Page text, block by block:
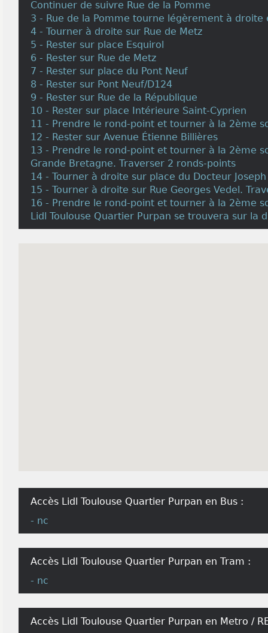
Continuer de suivre Rue de la Pomme
3 - Rue de la Pomme tourne légèrement à droite
4 - Tourner à droite sur Rue de Metz
5 - Rester sur place Esquirol
6 - Rester sur Rue de Metz
7 - Rester sur place du Pont Neuf
8 - Rester sur Pont Neuf/D124
9 - Rester sur Rue de la République
10 - Rester sur place Intérieure Saint-Cyprien
11 - Prendre le rond-point et tourner à la 2ème
12 - Rester sur Avenue Étienne Billières
13 - Prendre le rond-point et tourner à la 2ème
Grande Bretagne. Traverser 2 ronds-points
14 - Tourner à droite sur place du Docteur
15 - Tourner à droite sur Rue Georges Vedel.
16 - Prendre le rond-point et tourner à la 2ème
Lidl Toulouse Quartier Purpan se trouvera sur la
Accès Lidl Toulouse Quartier Purpan en Bus :
- nc
Accès Lidl Toulouse Quartier Purpan en Tram :
- nc
Accès Lidl Toulouse Quartier Purpan en Metro /